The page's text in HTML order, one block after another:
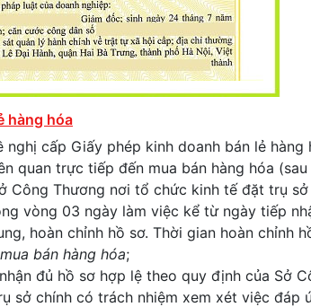
hàng hóa
cấp Giấy phép kinh doanh bán lẻ hàng
quan trực tiếp đến mua bán hàng hóa
Công Thương nơi tổ chức kinh tế đặt trụ sở
vòng 03 ngày làm việc kể từ ngày tiếp
hoàn chỉnh hồ sơ. Thời gian hoàn chỉnh
bán hàng hóa;
đủ hồ sơ hợp lệ theo quy định của Sở
sở chính có trách nhiệm xem xét việc đáp